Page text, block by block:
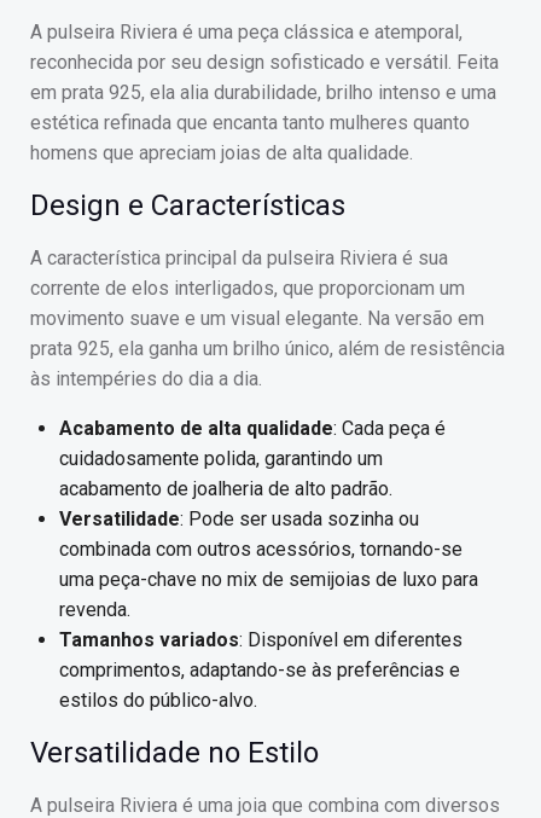
A pulseira Riviera é uma peça clássica e atemporal,
reconhecida por seu design sofisticado e versátil. Feita
em prata 925, ela alia durabilidade, brilho intenso e uma
estética refinada que encanta tanto mulheres quanto
homens que apreciam joias de alta qualidade.
Design e Características
A característica principal da pulseira Riviera é sua
corrente de elos interligados, que proporcionam um
movimento suave e um visual elegante. Na versão em
prata 925, ela ganha um brilho único, além de resistência
às intempéries do dia a dia.
Acabamento de alta qualidade: Cada peça é
cuidadosamente polida, garantindo um
acabamento de joalheria de alto padrão.
Versatilidade: Pode ser usada sozinha ou
combinada com outros acessórios, tornando-se
uma peça-chave no mix de semijoias de luxo para
revenda.
Tamanhos variados: Disponível em diferentes
comprimentos, adaptando-se às preferências e
estilos do público-alvo.
Versatilidade no Estilo
A pulseira Riviera é uma joia que combina com diversos